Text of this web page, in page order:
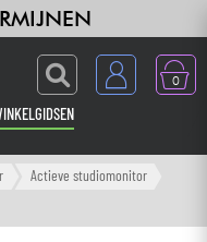
0
Actieve studiomonitor